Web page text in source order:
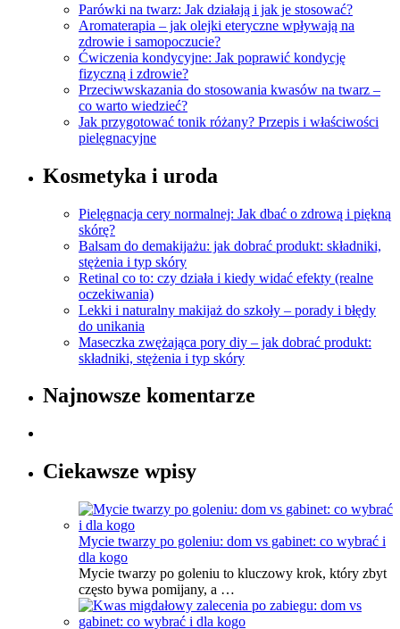
Parówki na twarz: Jak działają i jak je stosować?
Aromaterapia – jak olejki eteryczne wpływają na
zdrowie i samopoczucie?
Ćwiczenia kondycyjne: Jak poprawić kondycję
fizyczną i zdrowie?
Przeciwwskazania do stosowania kwasów na twarz –
co warto wiedzieć?
Jak przygotować tonik różany? Przepis i właściwości
pielęgnacyjne
Kosmetyka i uroda
Pielęgnacja cery normalnej: Jak dbać o zdrową i piękną
skórę?
Balsam do demakijażu: jak dobrać produkt: składniki,
stężenia i typ skóry
Retinal co to: czy działa i kiedy widać efekty (realne
oczekiwania)
Lekki i naturalny makijaż do szkoły – porady i błędy
do unikania
Maseczka zwężająca pory diy – jak dobrać produkt:
składniki, stężenia i typ skóry
Najnowsze komentarze
Ciekawsze wpisy
Mycie twarzy po goleniu: dom vs gabinet: co wybrać i
dla kogo
Mycie twarzy po goleniu to kluczowy krok, który zbyt
często bywa pomijany, a …